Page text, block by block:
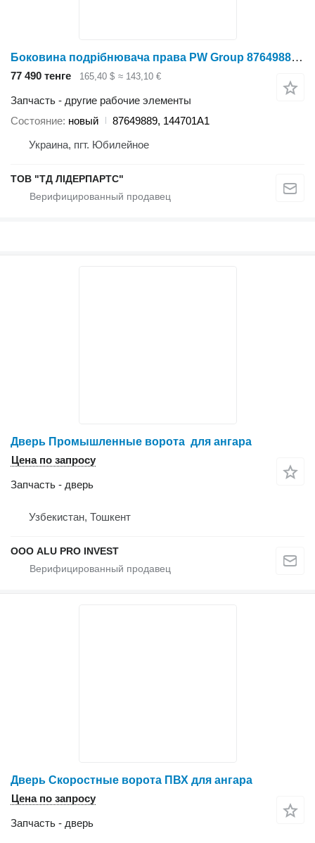
Боковина подрібнювача права PW Group 87649889 для элеваторов и зернохранилищ
77 490 тенге 165,40 $ ≈ 143,10 €
Запчасть - другие рабочие элементы
Состояние новый
87649889, 144701A1
Украина, пгт. Юбилейное
ТОВ "ТД ЛІДЕРПАРТС"
Дверь Промышленные ворота для ангара
Цена по запросу
Запчасть - дверь
Узбекистан, Тошкент
ООО ALU PRO INVEST
Дверь Скоростные ворота ПВХ для ангара
Цена по запросу
Запчасть - дверь